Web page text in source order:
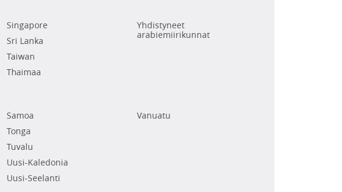
Singapore
Sri Lanka
Taiwan
Thaimaa
Yhdistyneet
arabiemiirikunnat
Samoa
Tonga
Tuvalu
Uusi-Kaledonia
Uusi-Seelanti
Vanuatu